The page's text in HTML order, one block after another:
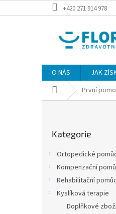
na
+420 271 914 978
O NÁS JAK
Domů První
kategorie
Kategorie
Ortopedické
Kompenzační
Rehabilitační
Kyslíková terapie
Doplňkové